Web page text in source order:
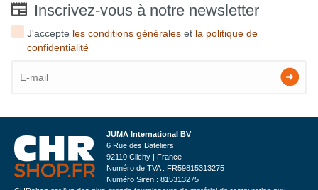
Inscrivez-vous à notre newsletter
J'accepte les conditions générales et la politique de
confidentialité
JUMA International BV
6 Rue des Bateliers
92110 Clichy | France
Numéro de TVA : FR59815313275
Numéro Siren : 815313275